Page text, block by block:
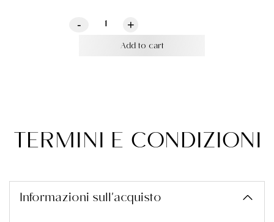
+
-
Add to cart
TERMINI E CONDIZIONI
Informazioni sull'acquisto